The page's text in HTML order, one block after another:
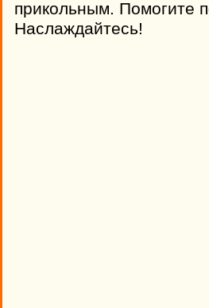
прикольным. Помогите
Наслаждайтесь!